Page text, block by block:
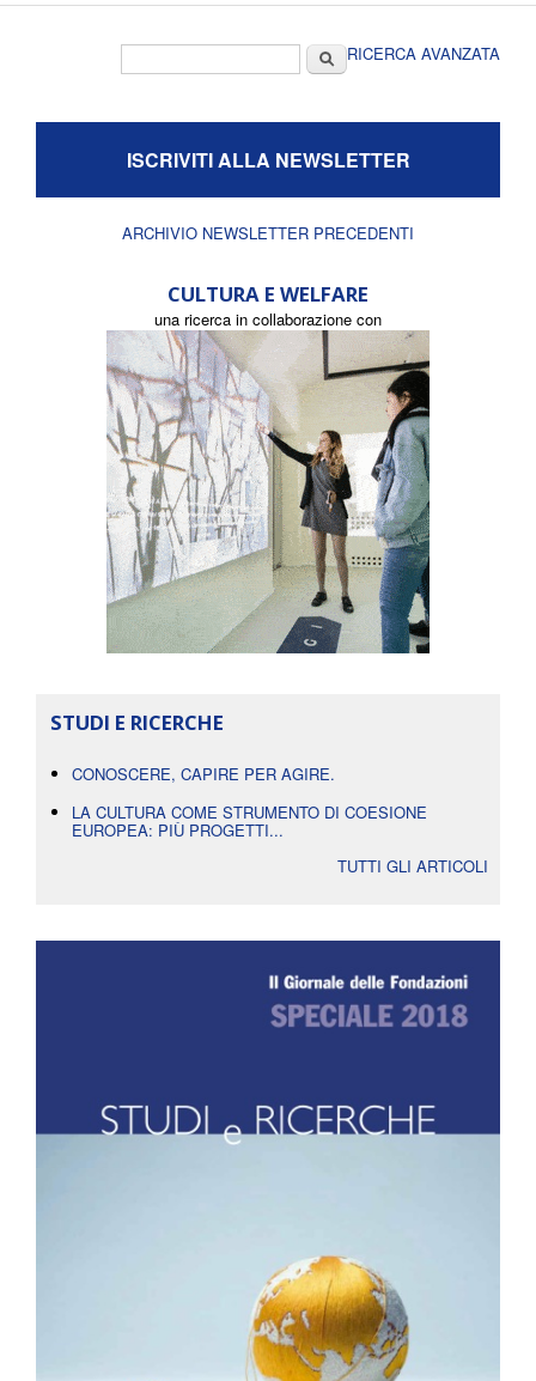
CercaRICERCA AVANZATA
ISCRIVITI ALLA NEWSLETTER
ARCHIVIO NEWSLETTER PRECEDENTI
CULTURA E WELFARE
una ricerca in collaborazione con
STUDI E RICERCHE
CONOSCERE, CAPIRE PER AGIRE.
LA CULTURA COME STRUMENTO DI COESIONE
EUROPEA: PIÙ PROGETTI...
TUTTI GLI ARTICOLI